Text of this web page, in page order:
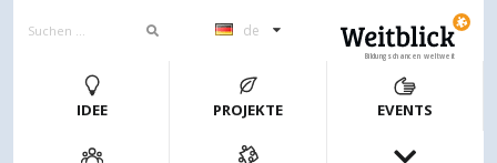
de
Bildungschancen weltweit
IDEE PROJEKTE EVENTS